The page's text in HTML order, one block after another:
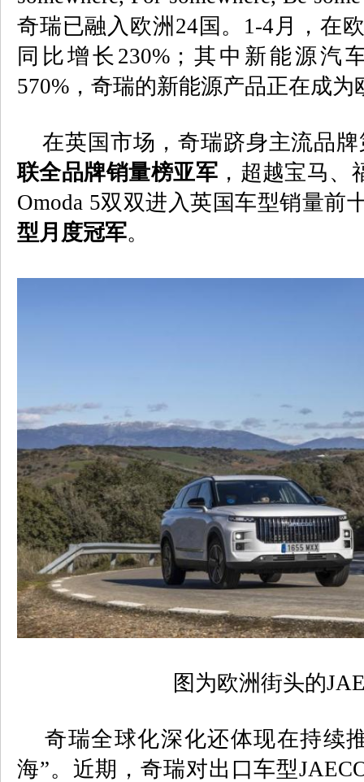
奇瑞已融入欧洲 24 国。 1-4 月，在
同比增长 230%；其中新能源汽
570% ，奇瑞的新能源产品正在成
在英国市场，奇瑞跻身主流品牌
联全品牌销量榜亚军 ，超越宝马、
Omoda 5双双进入英国车型销量前
型月度冠军。
图为欧洲街头的
奇瑞全球化深化还体现在持续
海”。近期，奇瑞对出口车型